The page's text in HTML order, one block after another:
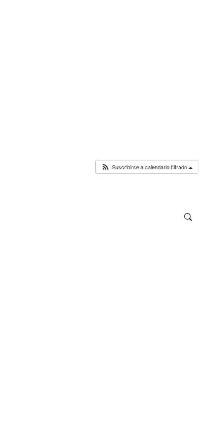
Suscribirse a calendario filtrado